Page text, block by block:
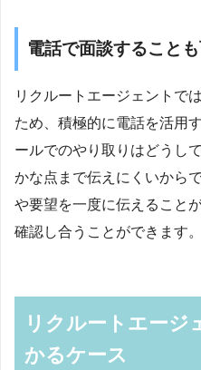
電話で面談すること
リクルートエージェントで
ため、積極的に電話を活用
ールでのやり取りはどうし
かな点まで伝えにくいから
や要望を一度に伝えること
確認し合うことができます。
リクルートエージ
かるケース